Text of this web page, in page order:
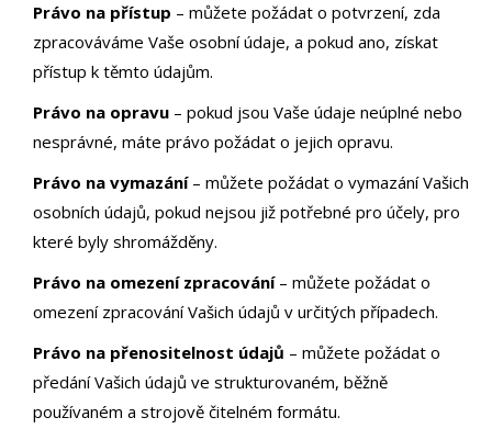
Právo na přístup – můžete požádat o potvrzení, zda
zpracováváme Vaše osobní údaje, a pokud ano, získat
přístup k těmto údajům.
Právo na opravu – pokud jsou Vaše údaje neúplné nebo
nesprávné, máte právo požádat o jejich opravu.
Právo na vymazání– můžete požádat o vymazání Vašich
osobních údajů, pokud nejsou již potřebné pro účely, pro
které byly shromážděny.
Právo na omezení zpracování– můžete požádat o
omezení zpracování Vašich údajů v určitých případech.
Právo na přenositelnost údajů – můžete požádat o
předání Vašich údajů ve strukturovaném, běžně
používaném a strojově čitelném formátu.